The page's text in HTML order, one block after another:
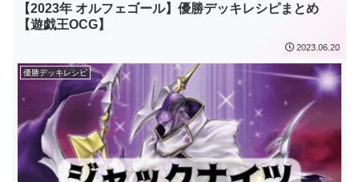
【2023年 オルフェゴール】優勝デッキレシピまとめ
【遊戯王OCG】
2023.06.20
優勝デッキレシピ